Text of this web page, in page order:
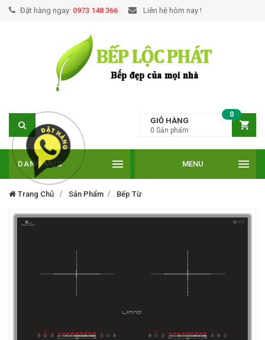
Đặt hàng ngay: 0973 148 366 Liên hệ hôm nay !
GIỎ HÀNG
0
0 Sản phẩm
DANH MỤC MENU
Trang Chủ Sản Phẩm Bếp Từ